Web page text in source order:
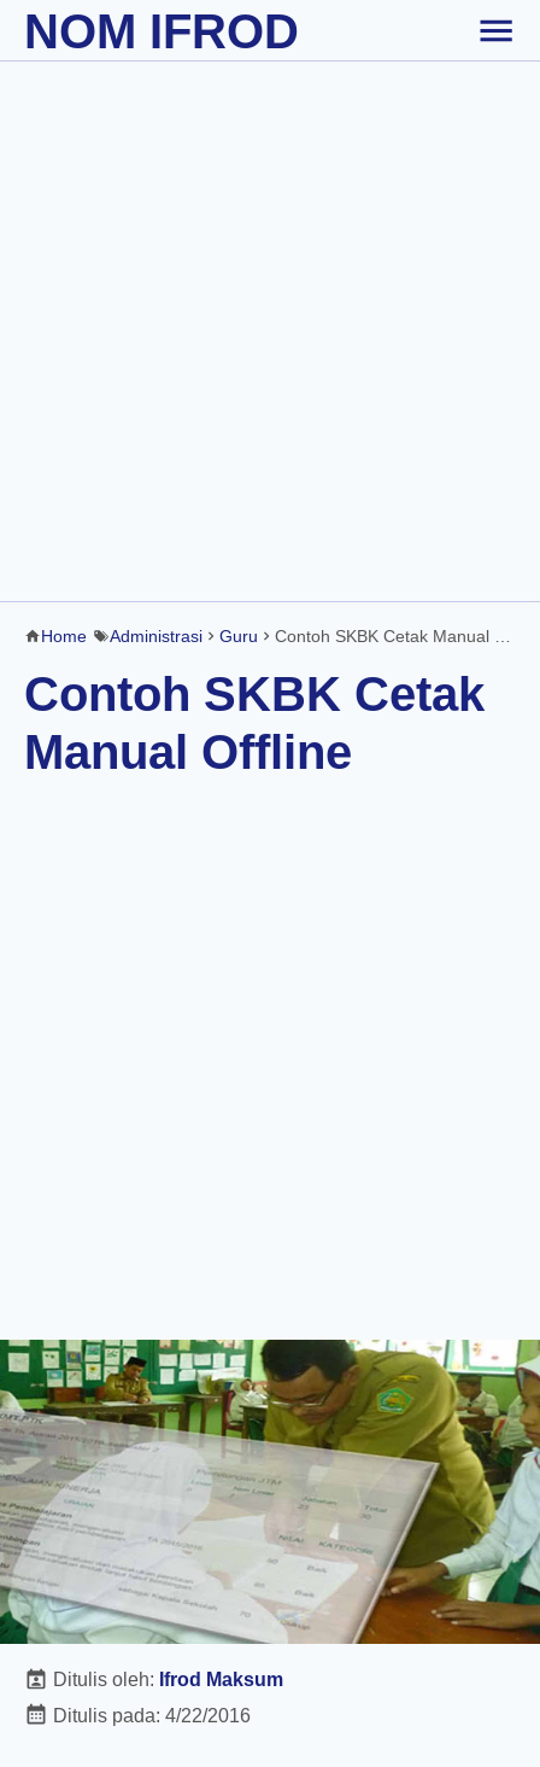
Skip to main content
NOM IFROD
Home Administrasi Guru Contoh SKBK Cetak Manual Offline
Contoh SKBK Cetak
Manual Offline
Ditulis oleh: Ifrod Maksum
Ditulis pada: 4/22/2016